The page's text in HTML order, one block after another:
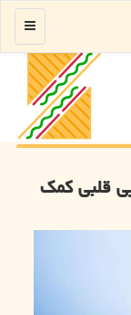
منو
قلبی کمک